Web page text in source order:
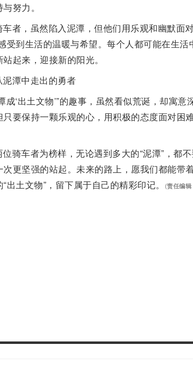
努力。
者，虽然陷入泥潭，但他们用乐观和幽默面
受到生活的温暖与希望。每个人都可能在生
起来，迎接新的阳光。
潭中走出的勇者
成‘出土文物’”的趣事，虽然看似荒诞，却寓
要保持一颗乐观的心，用积极的态度面对困
骑车者为榜样，无论遇到多大的“泥潭”，都
更坚强的站起。未来的路上，愿我们都能带
出土文物”，留下属于自己的精彩印记。
(责任编辑